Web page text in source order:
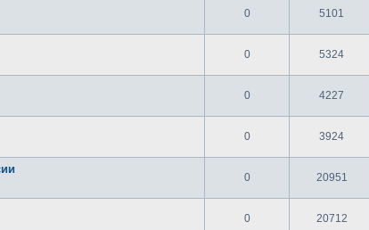
0 5101
0 5324
0 4227
0 3924
0 20951
0 20712